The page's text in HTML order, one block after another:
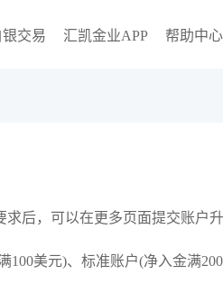
交易 汇凯金业APP 帮助中心
后，可以在更多页面提交账户
100美元)、标准账户(净入金满